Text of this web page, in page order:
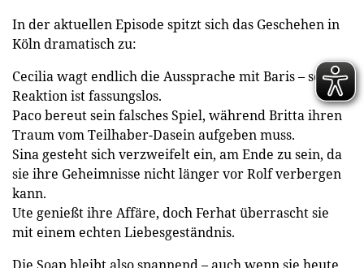
In der aktuellen Episode spitzt sich das Geschehen in
Köln dramatisch zu:
Cecilia wagt endlich die Aussprache mit Baris – seine
Reaktion ist fassungslos.
Paco bereut sein falsches Spiel, während Britta ihren
Traum vom Teilhaber-Dasein aufgeben muss.
Sina gesteht sich verzweifelt ein, am Ende zu sein, da
sie ihre Geheimnisse nicht länger vor Rolf verbergen
kann.
Ute genießt ihre Affäre, doch Ferhat überrascht sie
mit einem echten Liebesgeständnis.